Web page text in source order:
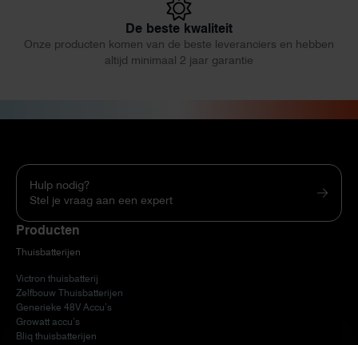
De beste kwaliteit
Onze producten komen van de beste leveranciers en hebben
altijd minimaal 2 jaar garantie
Hulp nodig?
Stel je vraag aan een expert
Producten
Thuisbatterijen
Victron thuisbatterij
Zelfbouw Thuisbatterijen
Generieke 48V Accu’s
Growatt accu’s
Bliq thuisbatterijen